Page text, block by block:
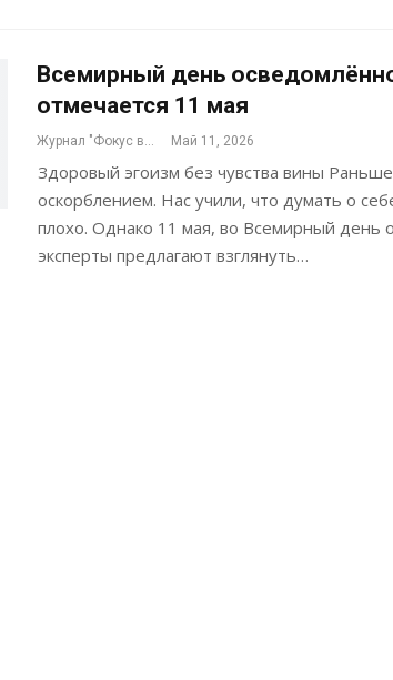
Всемирный день
отмечается 11 мая
Журнал "Фокус внимания" Май 11, 2026
Здоровый эгоизм без чувства вины Раньше
оскорблением. Нас учили, что думать о
плохо. Однако 11 мая, во Всемирный день
эксперты предлагают взглянуть…